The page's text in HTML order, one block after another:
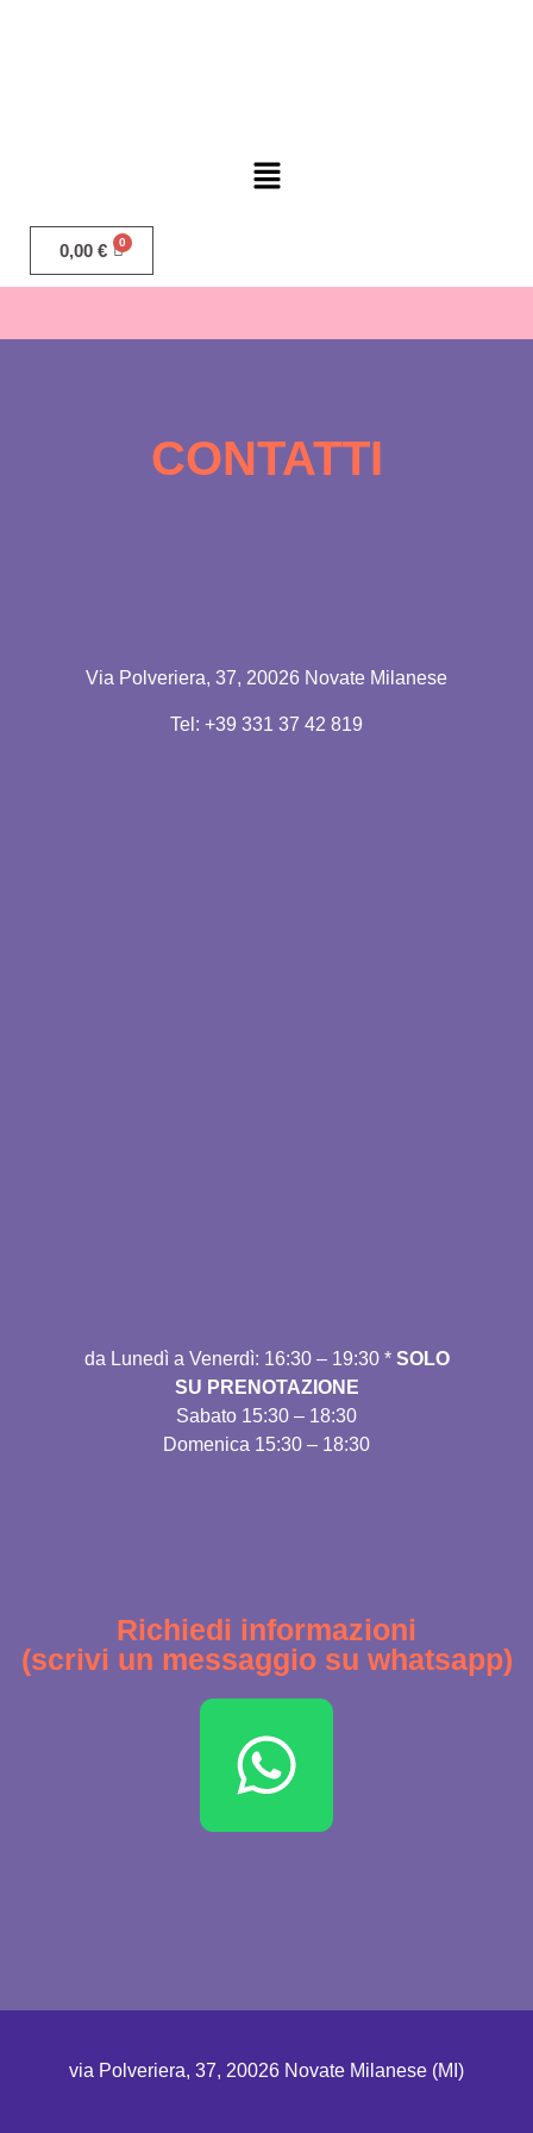
0,00 €
CONTATTI
Via Polveriera, 37, 20026 Novate Milanese
Tel: +39 331 37 42 819
da Lunedìa Venerdì: 16:30 – 19:30 * SOLO
SU PRENOTAZIONE
Sabato 15:30 – 18:30
Domenica 15:30 – 18:30
Richiedi informazioni
(scrivi un messaggio su whatsapp)
via Polveriera, 37, 20026 Novate Milanese (MI)